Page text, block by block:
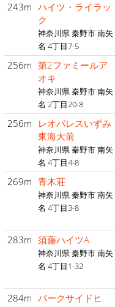
243m ハイツ・ライラッ
ク
神奈川県 秦野市 南矢
名 4丁目7-5
256m 第2ファミールア
オキ
神奈川県 秦野市 南矢
名 2丁目20-8
256m
レオパレスいずみ
東海大前
神奈川県 秦野市 南矢
名 4丁目4-8
269m 青木荘
神奈川県 秦野市 南矢
名 4丁目3-8
283m 須藤ハイツA
神奈川県 秦野市 南矢
名 4丁目1-32
284m パークサイドヒ